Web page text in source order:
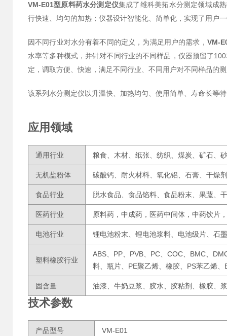
VM-E01型原料药水分测定仪集成了维科美拓水分测定领域成
行快速、均匀的加热；仪器设计智能化、简单化，实现了用户
因不同行业对水分有着不同的定义，为满足用户的需求， VM-
水率等多种模式，并针对不同行业的不同样品，仪器预留了
定，调取方便、快速，满足不同行业、不同用户对不同样品的
该系列水分测定仪以升温快、加热均匀、使用简单、寿命长等
应用领域
通用行业 粮食、木材、纸张、纺织、煤炭、矿石、
无机盐粉体 碳酸钙、耐火材料、氧化铝、石膏、干燥
食品行业 脱水食品、食品馅料、食品粉末、果蔬、
医药行业 原料药，中成药，医药中间体，中药饮片
电池行业 锂电池粉末、锂电池浆料、电池级片、石
塑料橡胶行业
ABS、PP、PVB、PC、COC、BMC、
料、瓶片、PE聚乙烯、橡胶、PS苯乙烯、
固含量 油漆、牛奶豆浆、胶水、胶粘剂、橡胶、
技术参数
产品型号 VM-E01